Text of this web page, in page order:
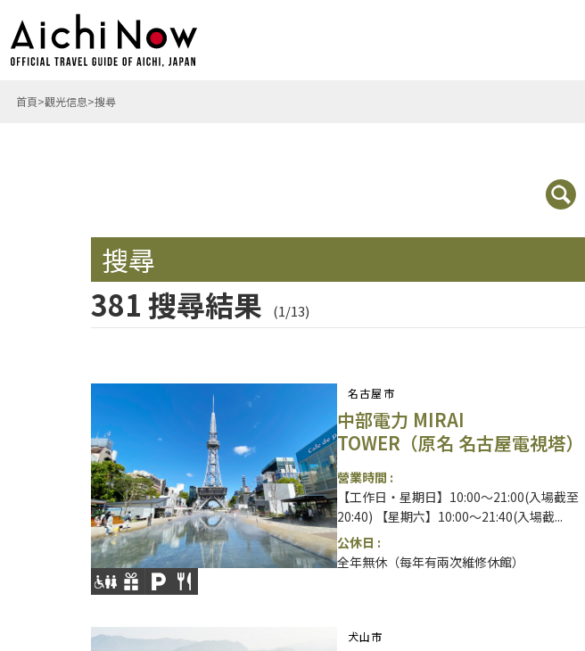
首頁 觀光信息 搜尋
搜尋
381 搜尋結果 (1/13)
名古屋市
中部電力 MIRAI
TOWER（原名 名古屋電視塔）
營業時間 :
【工作日・星期日】10:00～21:00(入場截至
20:40) 【星期六】10:00～21:40(入場截...
公休日 :
全年無休（每年有兩次維修休館）
犬山市